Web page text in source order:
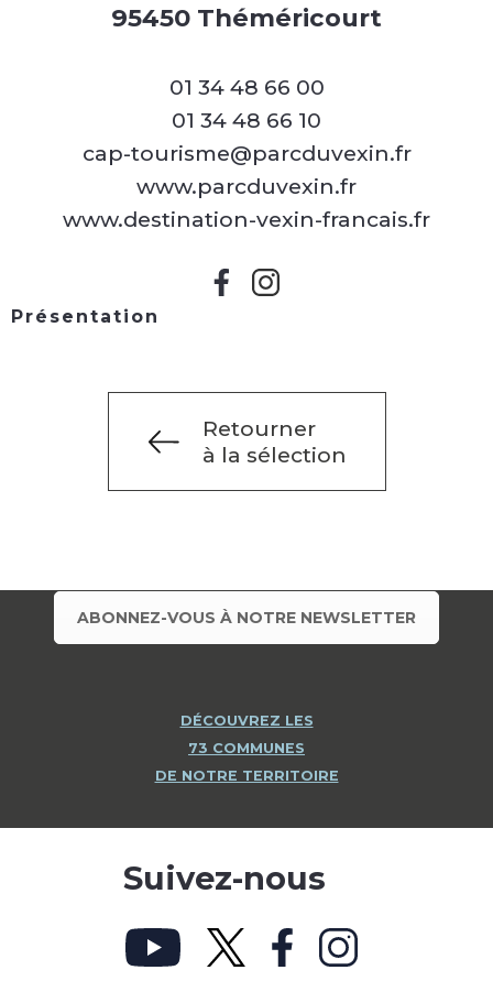
95450 Théméricourt
01 34 48 66 00
01 34 48 66 10
cap-tourisme@parcduvexin.fr
www.parcduvexin.fr
www.destination-vexin-francais.fr
Présentation
Retourner
à la sélection
ABONNEZ-VOUS À NOTRE NEWSLETTER
DÉCOUVREZ LES
73 COMMUNES
DE NOTRE TERRITOIRE
Suivez-nous